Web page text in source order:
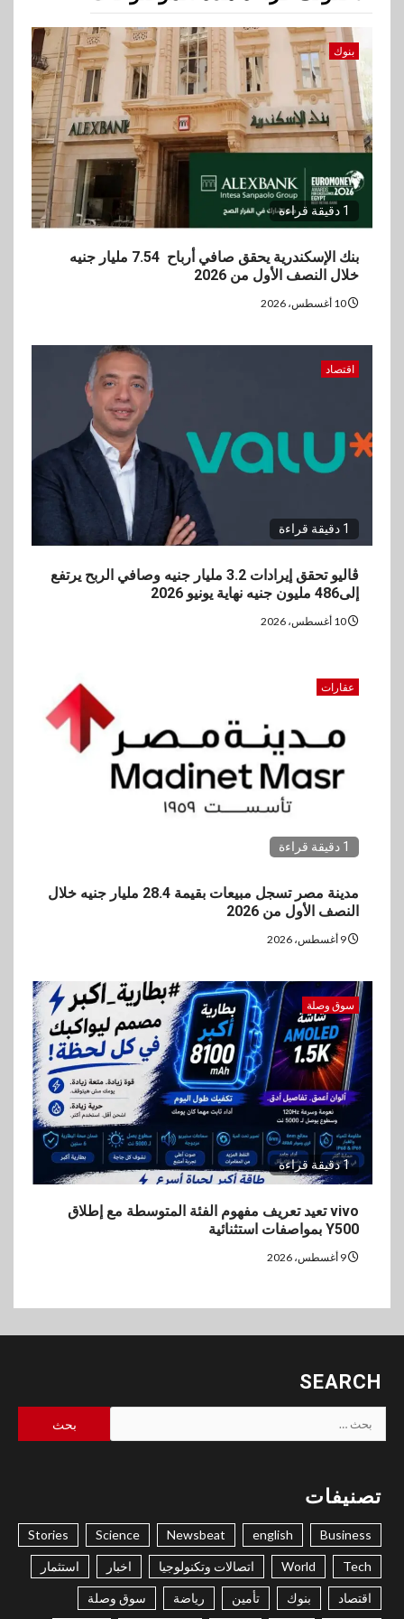
ڤاليو تحقق إيرادات 3.2 مليار جنيه
وصافي الربح يرتفع إلى486
مليون جنيه نهاية يونيو 2026
3
عقارات
مدينة مصر تسجل مبيعات بقيمة
28.4 مليار جنيه خلال النصف
4
سوق وصلة
vivo تعيد تعريف مفهوم الفئة
5 بنوك رياضة
وزير الشباب والرياضة يلتقي
بالرئيس التنفيذي والعضو المنتدب
لبنك saib لبحث تعزيز التعاون
بنوك
1 دقيقة قراءة
بنك الإسكندرية يحقق صافي أرباح 7.54 مليار جنيه
خلال النصف الأول من 2026
اقتصاد
1 دقيقة قراءة
ڤاليو تحقق إيرادات 3.2 مليار جنيه وصافي الربح يرتفع
إلى486 مليون جنيه نهاية يونيو 2026
عقارات
1 دقيقة قراءة
مدينة مصر تسجل مبيعات بقيمة 28.4 مليار جنيه خلال
النصف الأول من 2026
سوق وصلة
1 دقيقة قراءة
vivo تعيد تعريف مفهوم الفئة المتوسطة مع إطلاق
Y500 بمواصفات استثنائية
SEARCH
البحث
عن:
تصنيفات
Business
english
Newsbeat
Science
Stories
Tech
World اتصالات وتكنولوجيا اخبار استثمار
اقتصاد بنوك تأمين رياضة سوق وصلة